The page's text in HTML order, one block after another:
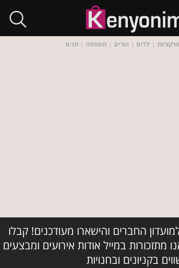
| ילדים | הורים | משפחה | חגים
החברים והישארו מעודכנים! קבלו
מתזכורות במייל אודות אירועים ומבצעים
בקניונים ובחנויות